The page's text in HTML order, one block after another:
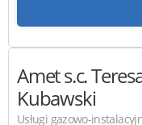
Amets.c.
Kubawski
Usługi gazowo-